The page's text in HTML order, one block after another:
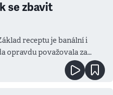
se zbavit
receptu je banální i
opravdu považovala za